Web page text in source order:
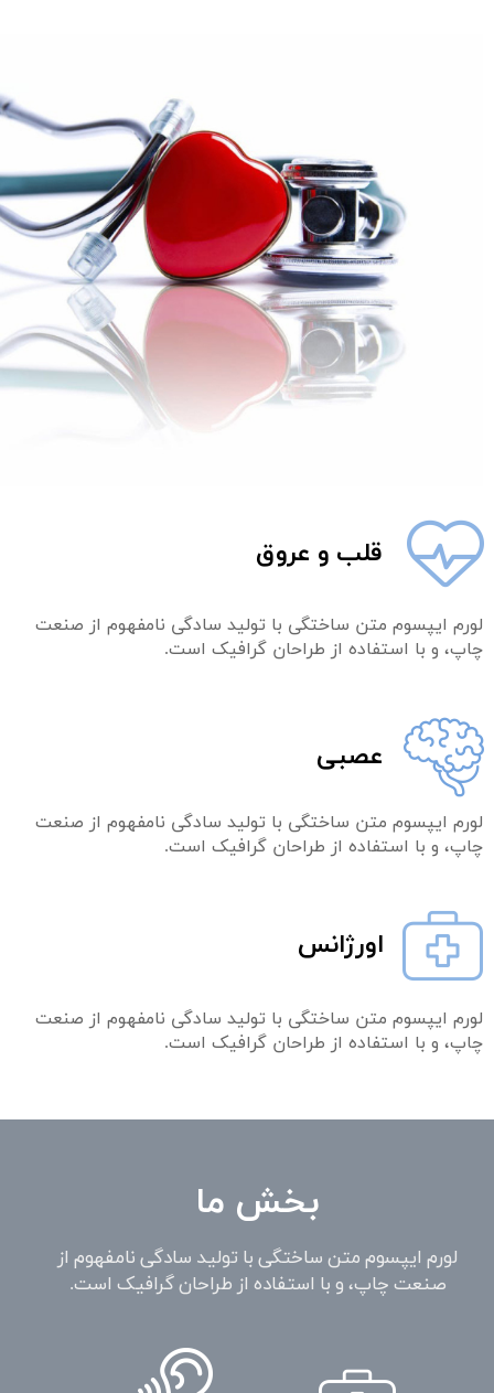
لورم ایپسوم متن ساختگی با تولید سادگی نامفهوم از صنعت
چاپ، و با استفاده از طراحان گرافیک است.
قلب و عروق
عصبی
لورم ایپسوم متن ساختگی با تولید سادگی نامفهوم از صنعت
چاپ، و با استفاده از طراحان گرافیک است.
لورم ایپسوم متن ساختگی با تولید سادگی نامفهوم از صنعت
چاپ، و با استفاده از طراحان گرافیک است.
اورژانس
بخش ما
لورم ایپسوم متن ساختگی با تولید سادگی نامفهوم از
صنعت چاپ، و با استفاده از طراحان گرافیک است.